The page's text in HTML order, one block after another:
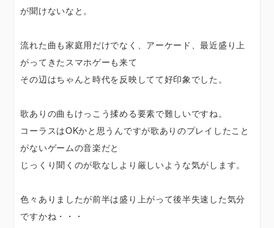
が聞けないなと。
流れた曲も家庭用だけでなく、アーケード、最近盛り上
がってきたスマホゲーも来て
その辺はちゃんと時代を反映してて好印象でした。
歌ありの曲もけっこう揉める要素で難しいですね。
コーラスはOKかと思うんですが歌ありのプレイしたこと
がないゲームの音楽だと
じっくり聞くのが歌なしより厳しいような気がします。
色々ありましたが前半は盛り上がって後半失速した気分
ですかね・・・